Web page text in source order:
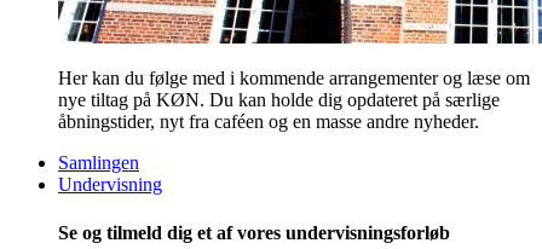
Her kan du følge med i kommende arrangementer og læse om
nye tiltag på KØN. Du kan holde dig opdateret på særlige
åbningstider, nyt fra caféen og en masse andre nyheder.
Samlingen
Undervisning
Se og tilmeld dig et af vores undervisningsforløb